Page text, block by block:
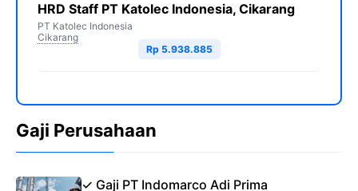
HRD Staff PT Katolec Indonesia, Cikarang
PT Katolec Indonesia
Cikarang
Rp 5.938.885
Gaji Perusahaan
✓ Gaji PT Indomarco Adi Prima